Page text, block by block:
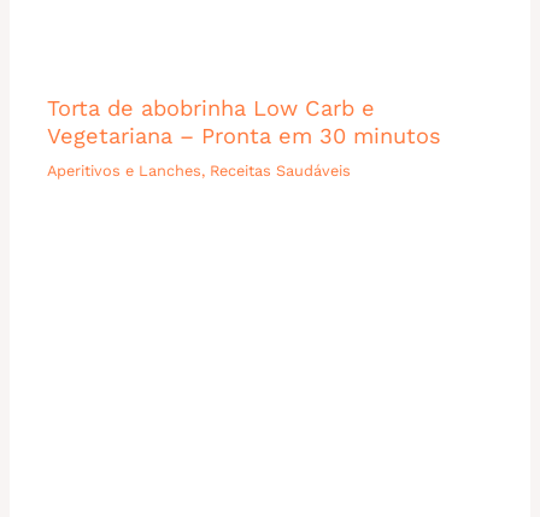
Torta de abobrinha Low Carb e
Vegetariana – Pronta em 30 minutos
Aperitivos e Lanches, Receitas Saudáveis